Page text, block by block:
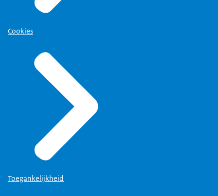
Cookies
Toegankelijkheid